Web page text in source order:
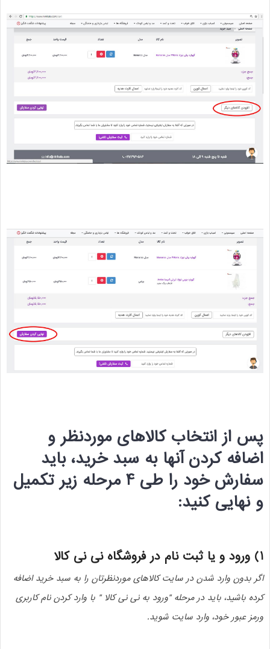
پس از انتخاب کالاهای موردنظر و
اضافه کردن آنها به سبد خرید، باید
سفارش خود را طی 4 مرحله زیر تکمیل
و نهایی کنید:
1) ورود و یا ثبت نام در فروشگاه نی نی کالا
اگر بدون وارد شدن در سایت کالاهای موردنظرتان را به سبد خرید اضافه
کرده باشید، باید در مرحله "ورود به نی نی کالا " با وارد کردن نام کاربری
ورمز عبور خود، وارد سایت ‏‌شوید.